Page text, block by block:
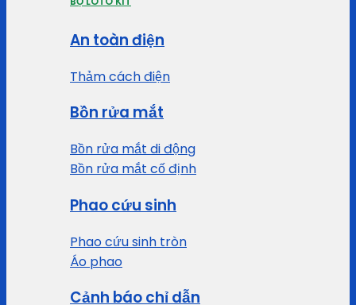
An toàn điện
Thảm cách điện
Bồn rửa mắt
Bồn rửa mắt di động
Bồn rửa mắt cố định
Phao cứu sinh
Phao cứu sinh tròn
Áo phao
Cảnh báo chỉ dẫn